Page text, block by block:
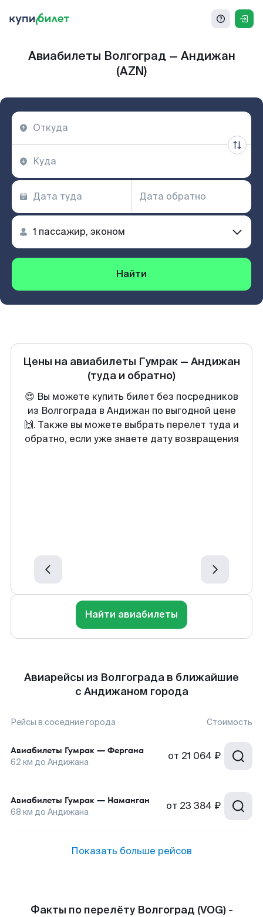
Авиабилеты Волгоград — Андижан
(AZN)
Найти
Цены на авиабилеты Гумрак — Андижан
(туда и обратно)
😍 Вы можете купить билет без посредников
из Волгограда в Андижан по выгодной цене
🙌. Также вы можете выбрать перелет туда и
обратно, если уже знаете дату возвращения
Найти авиабилеты
Авиарейсы из Волгограда в ближайшие
с Андижаном города
Рейсы в соседние города Стоимость
Авиабилеты Гумрак — Фергана
62 км до Андижана от 21 064 ₽
Авиабилеты Гумрак — Наманган
68 км до Андижана от 23 384 ₽
Показать больше рейсов
Факты по перелёту Волгоград (VOG) -